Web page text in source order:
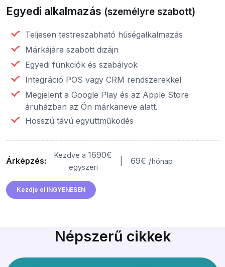
Egyedi alkalmazás (személyre szabott)
Teljesen testreszabható hűségalkalmazás
Márkájára szabott dizájn
Egyedi funkciók és szabályok
Integráció POS vagy CRM rendszerekkel
Megjelent a Google Play és az Apple Store
áruházban az Ön márkaneve alatt.
Hosszú távú együttműködés
Árképzés:
Kezdve a 1690€
egyszeri
69€ /hónap
Kezdje el INGYENESEN
Népszerű cikkek